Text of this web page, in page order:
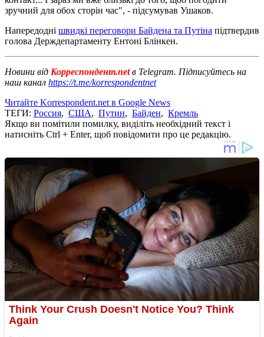
зручний для обох сторін час", - підсумував Ушаков.
Напередодні швидкі переговори Байдена та Путіна підтвердив
голова Держдепартаменту Ентоні Блінкен.
Новини від Корреспондент.netв Telegram. Підписуйтесь на
наш канал https://t.me/korrespondentnet
Читайте Korrespondent.net в Google News
ТЕГИ: Россия, США, Путин, Байден, Кремль
Якщо ви помітили помилку, виділіть необхідний текст і
натисніть Ctrl + Enter, щоб повідомити про це редакцію.